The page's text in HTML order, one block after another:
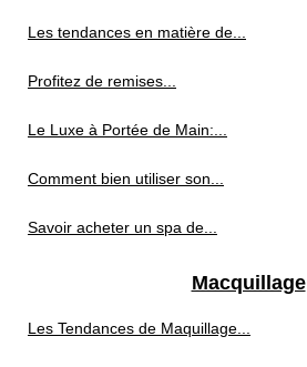
Les tendances en matière de...
Profitez de remises...
Le Luxe à Portée de Main:...
Comment bien utiliser son...
Savoir acheter un spa de...
Macquillage
Les Tendances de Maquillage...